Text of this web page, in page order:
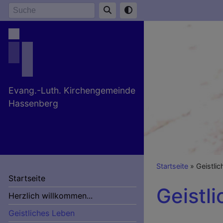
Direkt
zum
Inhalt
Evang.-Luth. Kirchengemeinde
Hassenberg
Startseite
Herzlich willkommen...
Geistliches Leben
Startseite